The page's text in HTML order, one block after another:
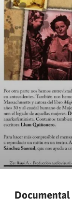
Documental